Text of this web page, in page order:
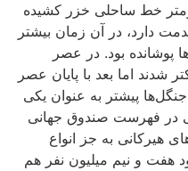
پهن برگ در طول ۸۵۰ کیلومتر خط ساحلی خزر کشیده
سال قدمت دارد، در آن زمان بیشتر
پوشانده بود. در عصر
شدند اما بعد با پایان عصر
پیشتر به عنوان یکی
در فهرست صندوق جهانی
هیرکانی به جز انواع
هفت و نیم میلیون نفر هم